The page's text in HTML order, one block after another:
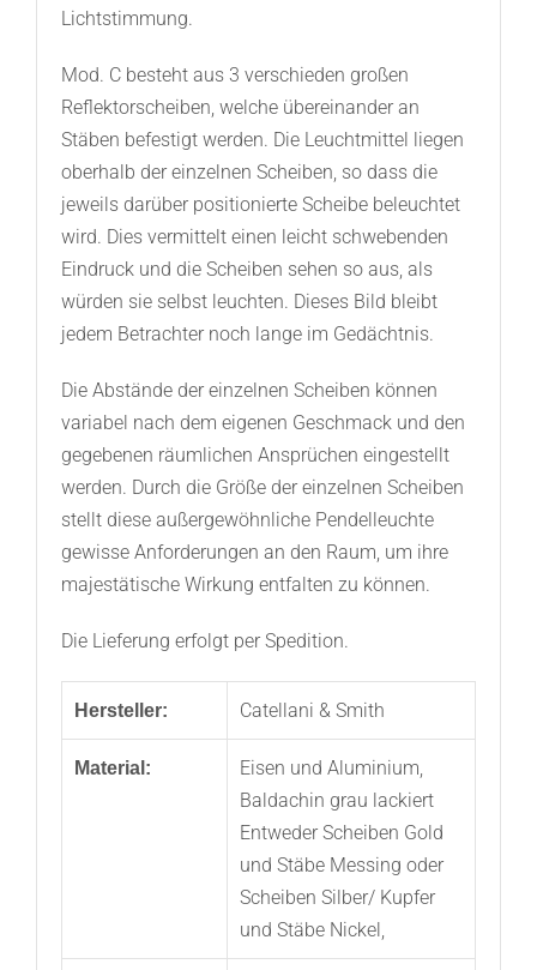
Lichtstimmung.
Mod. C besteht aus 3 verschieden großen
Reflektorscheiben, welche übereinander an
Stäben befestigt werden. Die Leuchtmittel liegen
oberhalb der einzelnen Scheiben, so dass die
jeweils darüber positionierte Scheibe beleuchtet
wird. Dies vermittelt einen leicht schwebenden
Eindruck und die Scheiben sehen so aus, als
würden sie selbst leuchten. Dieses Bild bleibt
jedem Betrachter noch lange im Gedächtnis.
Die Abstände der einzelnen Scheiben können
variabel nach dem eigenen Geschmack und den
gegebenen räumlichen Ansprüchen eingestellt
werden. Durch die Größe der einzelnen Scheiben
stellt diese außergewöhnliche Pendelleuchte
gewisse Anforderungen an den Raum, um ihre
majestätische Wirkung entfalten zu können.
Die Lieferung erfolgt per Spedition.
Hersteller: Catellani & Smith
Material:
Eisen und Aluminium,
Baldachin grau lackiert
Entweder Scheiben Gold
und Stäbe Messing oder
Scheiben Silber/ Kupfer
und Stäbe Nickel,